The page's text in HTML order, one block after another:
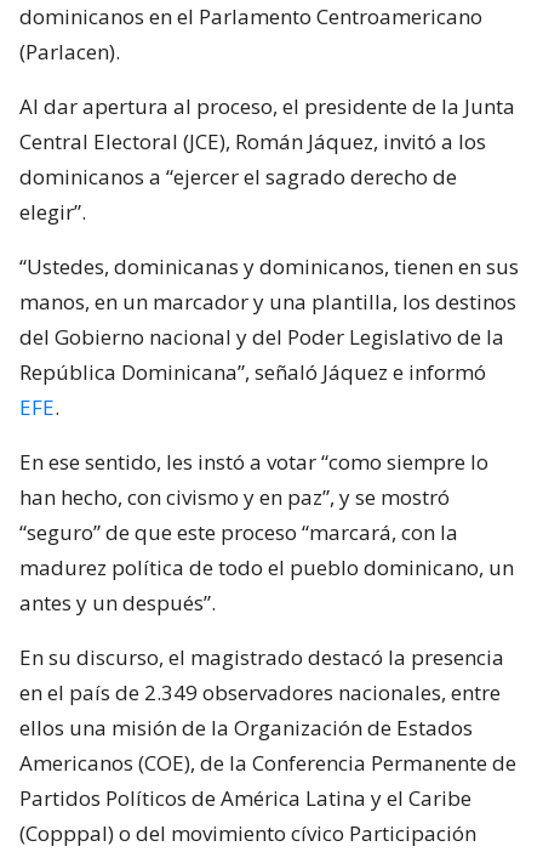
dominicanos en el Parlamento Centroamericano
(Parlacen).
Al dar apertura al proceso, el presidente de la Junta
Central Electoral (JCE), Román Jáquez, invitó a los
dominicanos a “ejercer el sagrado derecho de
elegir”.
“Ustedes, dominicanas y dominicanos, tienen en sus
manos, en un marcador y una plantilla, los destinos
del Gobierno nacional y del Poder Legislativo de la
República Dominicana”, señaló Jáquez e informó
EFE.
En ese sentido, les instó a votar “como siempre lo
han hecho, con civismo y en paz”, y se mostró
“seguro” de que este proceso “marcará, con la
madurez política de todo el pueblo dominicano, un
antes y un después”.
En su discurso, el magistrado destacó la presencia
en el país de 2.349 observadores nacionales, entre
ellos una misión de la Organización de Estados
Americanos (COE), de la Conferencia Permanente de
Partidos Políticos de América Latina y el Caribe
(Copppal) o del movimiento cívico Participación